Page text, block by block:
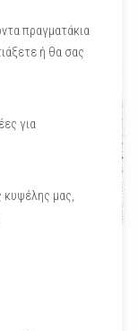
πραγματάκια
ή θα σας
για
μας,